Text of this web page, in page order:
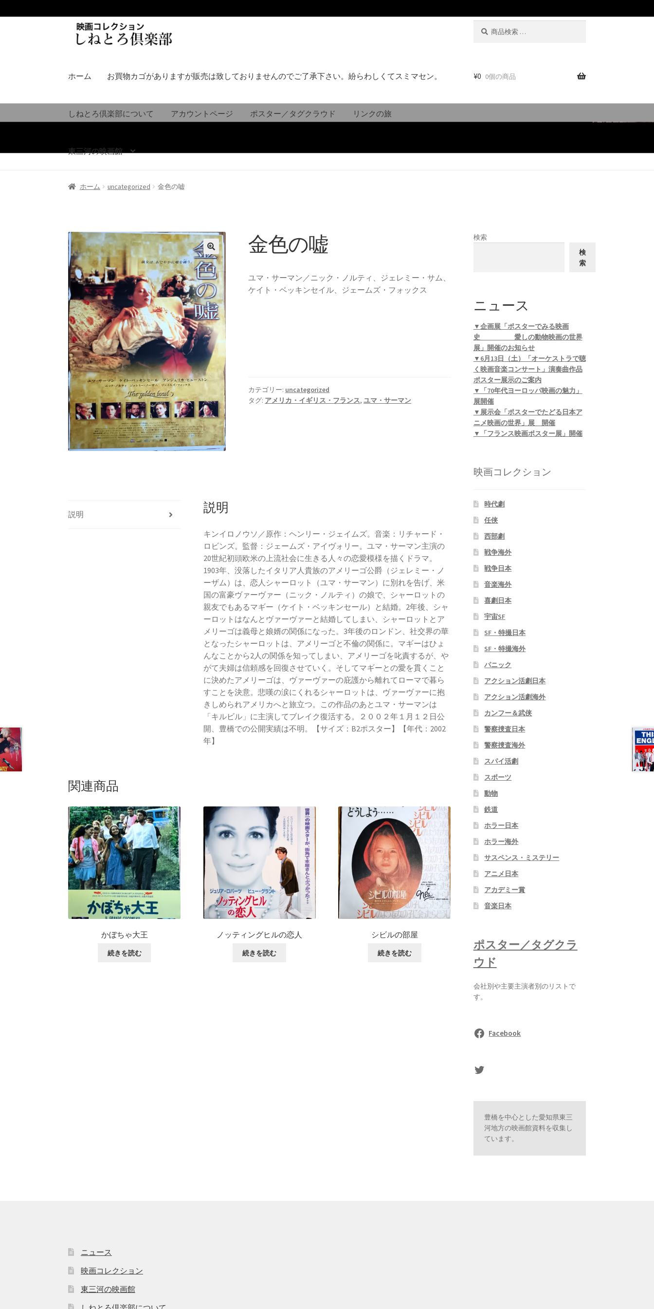
シ
へ
ス
ッ
ツ
キ
ッ
ホーム お買物カゴがありますが販売は致しておりませんのでご了承下さい。紛らわしくてスミマセン。
しねとろ倶楽部について アカウントページ ポスター／タグクラウド リンクの旅
東三河の映画館
¥0 0個の商品
ホーム uncategorized 金色の嘘
金色の嘘
ユマ・サーマン／ニック・ノルティ、ジェレミー・サム、
ケイト・ベッキンセイル、ジェームズ・フォックス
カテゴリー: uncategorized
タグ: アメリカ・イギリス・フランス,ユマ・サーマン
説明 説明
キンイロノウソ／原作：ヘンリー・ジェイムズ。音楽：リチャード・
ロビンズ。監督：ジェームズ・アイヴォリー。ユマ・サーマン主演の
20世紀初頭欧米の上流社会に生きる人々の恋愛模様を描くドラマ。
1903年、没落したイタリア人貴族のアメリーゴ公爵（ジェレミー・ノ
ーザム）は、恋人シャーロット（ユマ・サーマン）に別れを告げ、米
国の富豪ヴァーヴァー（ニック・ノルティ）の娘で、シャーロットの
親友でもあるマギー（ケイト・ベッキンセール）と結婚。2年後、シャ
ーロットはなんとヴァーヴァーと結婚してしまい、シャーロットとア
メリーゴは義母と娘婿の関係になった。3年後のロンドン、社交界の華
となったシャーロットは、アメリーゴと不倫の関係に。マギーはひょ
んなことから2人の関係を知ってしまい、アメリーゴを叱責するが、や
がて夫婦は信頼感を回復させていく。そしてマギーとの愛を貫くこと
に決めたアメリーゴは、ヴァーヴァーの庇護から離れてローマで暮ら
すことを決意。悲嘆の涙にくれるシャーロットは、ヴァーヴァーに抱
きしめられアメリカへと旅立つ。この作品のあとユマ・サーマンは
「キルビル」に主演してブレイク復活する。２００２年１月１２日公
開、豊橋での公開実績は不明。【サイズ：B2ポスター】【年代：2002
年】
関連商品
かぼちゃ大王
続きを読む
ノッティングヒルの恋人
続きを読む
シビルの部屋
続きを読む
検索
検
索
ニュース
▼企画展「ポスターでみる映画
史 愛しの動物映画の世界
展」開催のお知らせ
▼6月13日（土）「オーケストラで聴
く映画音楽コンサート」演奏曲作品
ポスター展示のご案内
▼「70年代ヨーロッパ映画の魅力」
展開催
▼展示会「ポスターでたどる日本ア
ニメ映画の世界」展 開催
▼「フランス映画ポスター展」開催
映画コレクション
時代劇
任侠
西部劇
戦争海外
戦争日本
音楽海外
喜劇日本
宇宙SF
SF・特撮日本
SF・特撮海外
パニック
アクション活劇日本
アクション活劇海外
カンフー＆武侠
警察捜査日本
警察捜査海外
スパイ活劇
スポーツ
動物
鉄道
ホラー日本
ホラー海外
サスペンス・ミステリー
アニメ日本
アカデミー賞
音楽日本
ポスター／タグクラ
ウド
会社別や主要主演者別のリストで
す。
Facebook
sasaki's Twitter
豊橋を中心とした愛知県東三
河地方の映画館資料を収集し
ています。
ニュース
映画コレクション
東三河の映画館